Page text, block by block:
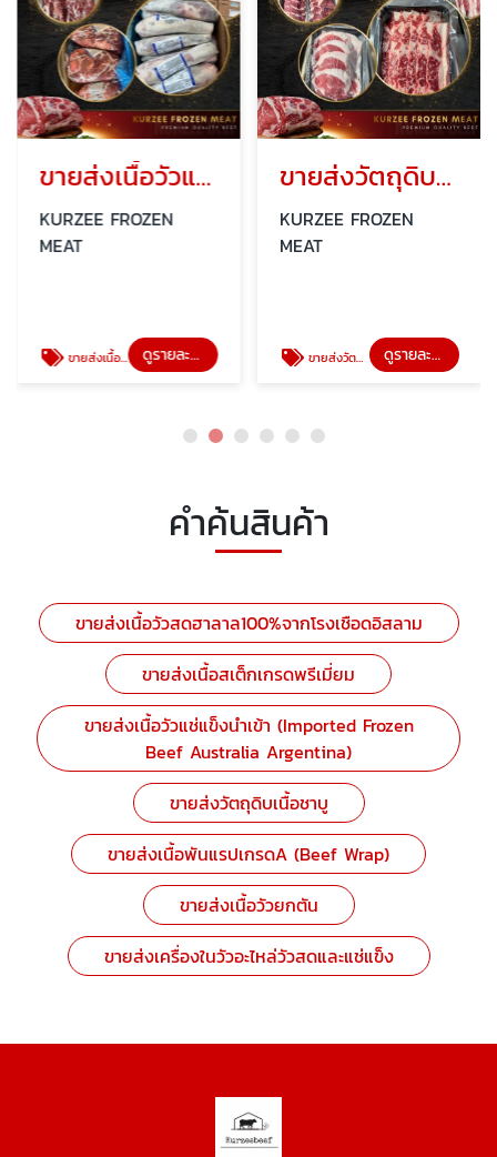
ขายส่งเนื้อวัวแช่แข็งนำเข้า (Imported Frozen Beef Australia Argentina)
KURZEE FROZEN
MEAT
ขายส่งเนื้อวัวแช่แข็งนำเข้า (Imported Frozen Beef Australia Argentina) ดูรายละเอียด
ขายส่งวัตถุดิบเนื้อชาบู
KURZEE FROZEN
MEAT
ขายส่งวัตถุดิบเนื้อชาบู ดูรายละเอียด
คำค้นสินค้า
ขายส่งเนื้อวัวสดฮาลาล100%จากโรงเชือดอิสลาม
ขายส่งเนื้อสเต็กเกรดพรีเมี่ยม
ขายส่งเนื้อวัวแช่แข็งนำเข้า (Imported Frozen
Beef Australia Argentina)
ขายส่งวัตถุดิบเนื้อชาบู
ขายส่งเนื้อพันแรปเกรดA (Beef Wrap)
ขายส่งเนื้อวัวยกตัน
ขายส่งเครื่องในวัวอะไหล่วัวสดและแช่แข็ง